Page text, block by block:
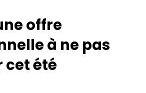
offre
à ne pas
cet été